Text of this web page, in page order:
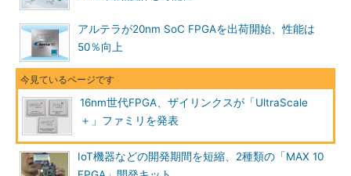
アルテラが20nm SoC FPGAを出荷開始、性能は
50％向上
16nm世代FPGA、ザイリンクスが「UltraScale
＋」ファミリを発表
IoT機器などの開発期間を短縮、2種類の「MAX 10